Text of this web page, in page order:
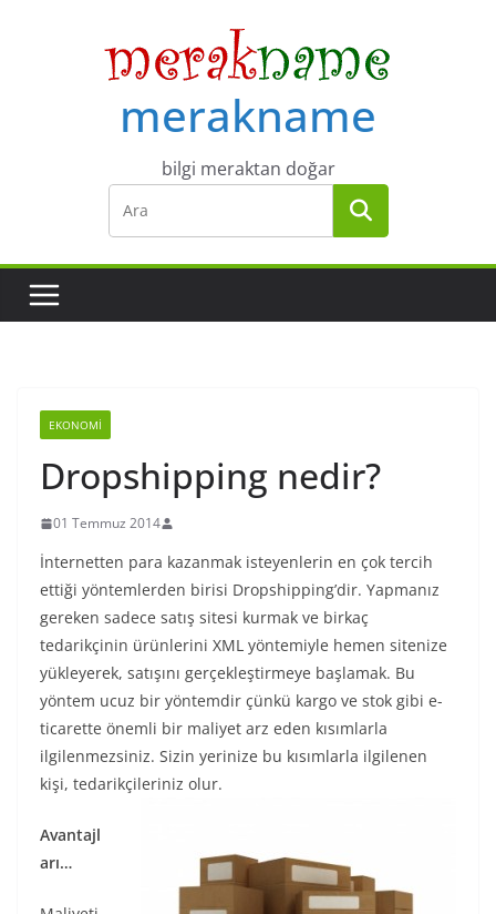
merakname
bilgi meraktan doğar
EKONOMI
Dropshipping nedir?
01 Temmuz 2014
İnternetten para kazanmak isteyenlerin en çok tercih
ettiği yöntemlerden birisi Dropshipping’dir. Yapmanız
gereken sadece satış sitesi kurmak ve birkaç
tedarikçinin ürünlerini XML yöntemiyle hemen sitenize
yükleyerek, satışını gerçekleştirmeye başlamak. Bu
yöntem ucuz bir yöntemdir çünkü kargo ve stok gibi e-
ticarette önemli bir maliyet arz eden kısımlarla
ilgilenmezsiniz. Sizin yerinize bu kısımlarla ilgilenen
kişi, tedarikçileriniz olur.
Avantajl
arı…